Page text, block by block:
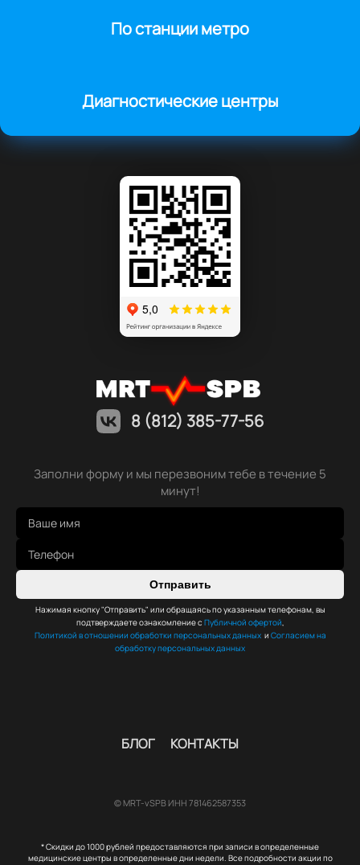
По станции метро
Диагностические центры
8 (812) 385-77-56
Заполни форму и мы перезвоним тебе в течение 5
минут!
Отправить
Нажимая кнопку "Отправить" или обращаясь по указанным телефонам, вы
подтверждаете ознакомление с Публичной офертой,
Политикой в отношении обработки персональных данных и Согласием на
обработку персональных данных
БЛОГ КОНТАКТЫ
© MRT-vSPB ИНН 781462587353
* Скидки до 1000 рублей предоставляются при записи в определенные
медицинские центры в определенные дни недели. Все подробности акции по